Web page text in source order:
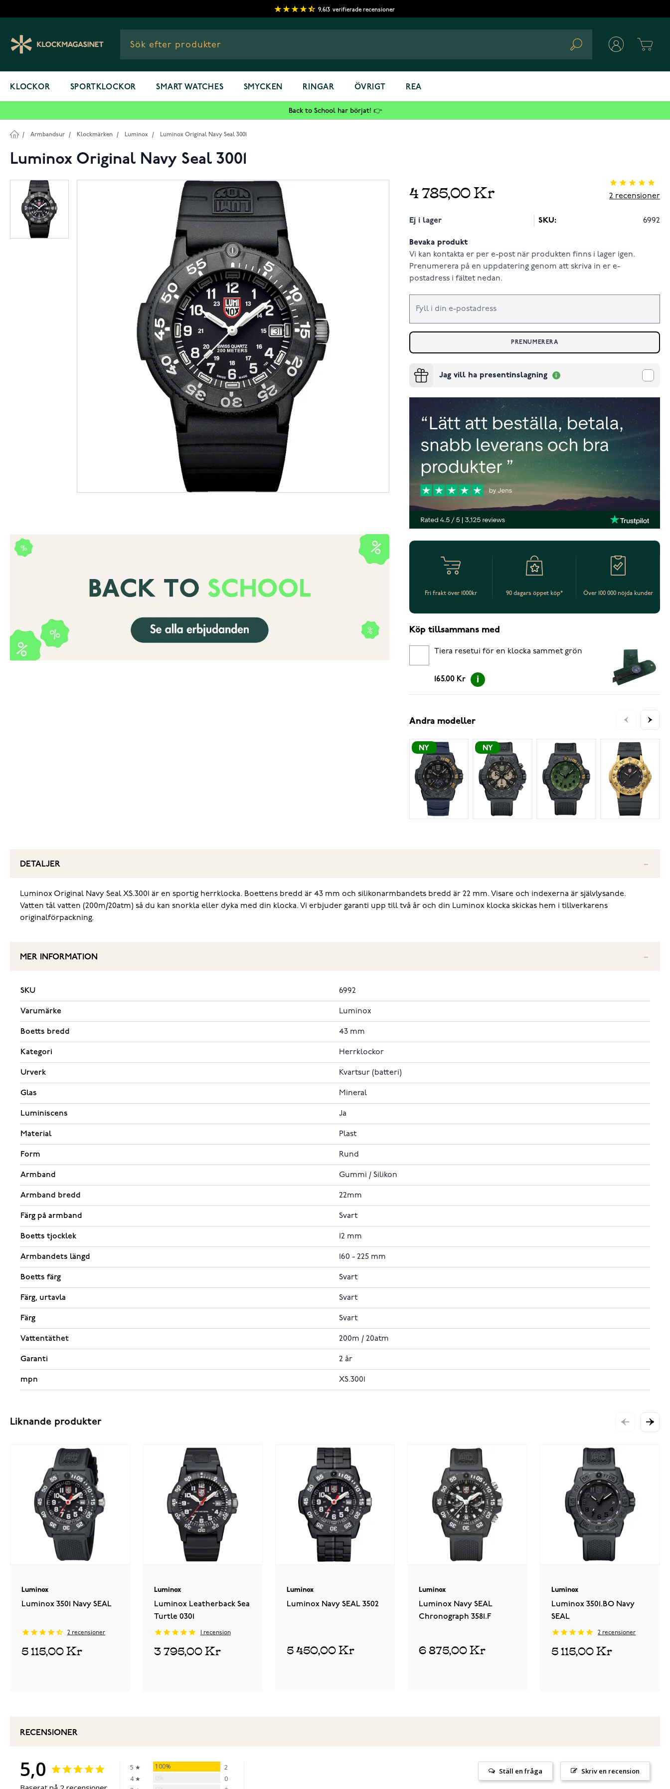
9,613 verifierade recensioner
Search
KLOCKOR SPORTKLOCKOR SMART WATCHES SMYCKEN RINGAR ÖVRIGT REA
Back to School har börjat! 👉
/ Armbandsur / Klockmärken / Luminox / Luminox Original Navy Seal 3001
Luminox Original Navy Seal 3001
4 785,00 Kr 2 recensioner
Ej i lager SKU: 6992
Bevaka produkt
Vi kan kontakta er per e-post när produkten finns i lager igen.
Prenumerera på en uppdatering genom att skriva in er e-
postadress i fältet nedan.
PRENUMERERA
Jag vill ha presentinslagning
Fri frakt över 1000kr 90 dagars öppet köp* Över 100 000 nöjda kunder
Köp tillsammans med
Tiera resetui för en klocka sammet grön
165.00 Kr
Andra modeller
NY NY
DETALJER
Luminox Original Navy Seal XS.3001 är en sportig herrklocka. Boettens bredd är 43 mm och silikonarmbandets bredd är 22 mm. Visare och indexerna är självlysande.
Vatten tål vatten (200m/20atm) så du kan snorkla eller dyka med din klocka. Vi erbjuder garanti upp till två år och din Luminox klocka skickas hem i tillverkarens
originalförpackning.
MER INFORMATION
SKU 6992
Varumärke Luminox
Boetts bredd 43 mm
Kategori Herrklockor
Urverk Kvartsur (batteri)
Glas Mineral
Luminiscens Ja
Material Plast
Form Rund
Armband Gummi / Silikon
Armband bredd 22mm
Färg på armband Svart
Boetts tjocklek 12 mm
Armbandets längd 160 - 225 mm
Boetts färg Svart
Färg, urtavla Svart
Färg Svart
Vattentäthet 200m / 20atm
Garanti 2 år
mpn XS.3001
Liknande produkter
Luminox
Luminox 3501 Navy SEAL
2 recensioner
5 115,00 Kr
Luminox
Luminox Leatherback Sea
Turtle 0301
recension
3 795,00 Kr
Luminox
Luminox Navy SEAL 3502
5 450,00 Kr
Luminox
Luminox Navy SEAL
Chronograph 3581.F
6 875,00 Kr
Luminox
Luminox 3501.BO Navy
SEAL
2 recensioner
5 115,00 Kr
RECENSIONER
5,0 5 ★ 100%
2
4 ★
0
Skriv en recension
Ställ en fråga